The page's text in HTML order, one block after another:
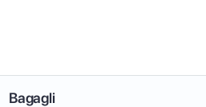
Bagagli